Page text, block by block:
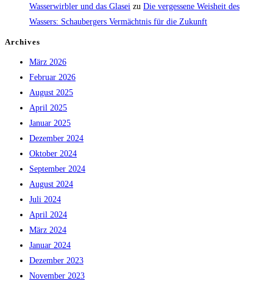
Wasserwirbler und das Glasei zu Die vergessene Weisheit des
Wassers: Schaubergers Vermächtnis für die Zukunft
Archives
März 2026
Februar 2026
August 2025
April 2025
Januar 2025
Dezember 2024
Oktober 2024
September 2024
August 2024
Juli 2024
April 2024
März 2024
Januar 2024
Dezember 2023
November 2023